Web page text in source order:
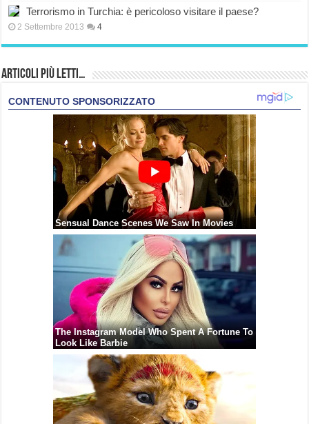
Terrorismo in Turchia: è pericoloso visitare il paese?
2 Settembre 2013 4
Articoli più Letti…